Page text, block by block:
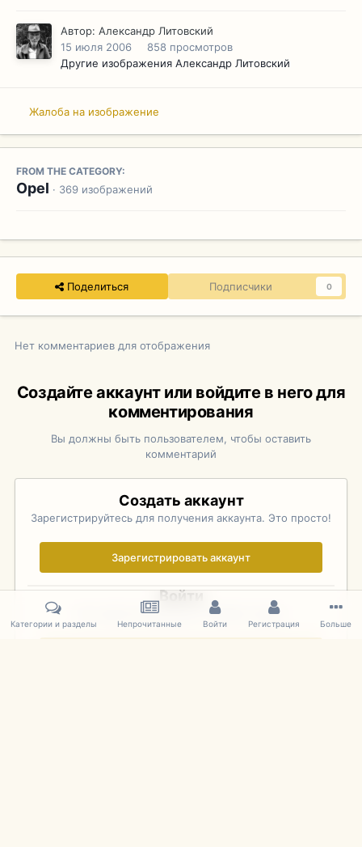
Автор: Александр Литовский
15 июля 2006
858 просмотров
Другие изображения Александр Литовский
Жалоба на изображение
FROM THE CATEGORY:
Opel · 369 изображений
Поделиться Подписчики 0
Нет комментариев для отображения
Создайте аккаунт или войдите в него для
комментирования
Вы должны быть пользователем, чтобы оставить
комментарий
Создать аккаунт
Зарегистрируйтесь для получения аккаунта. Это просто!
Зарегистрировать аккаунт
Войти
Уже зарегистрированы? Войдите здесь.
Категории и разделы Непрочитанные Войти Регистрация Больше